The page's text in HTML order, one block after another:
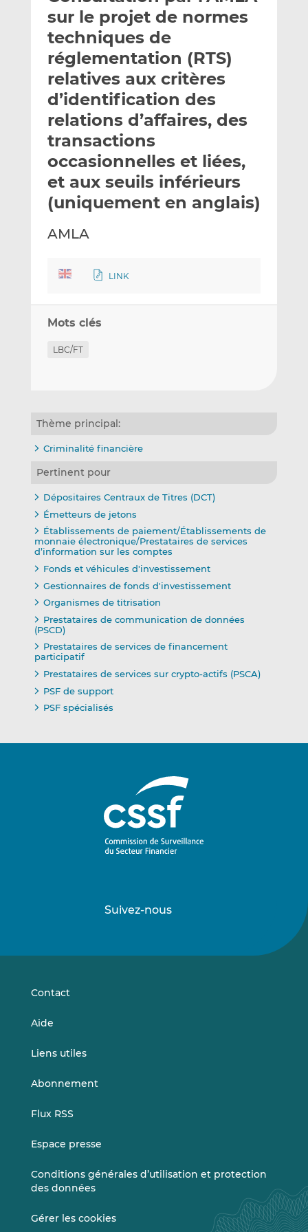
e
r
p
a
r
e
m
a
i
l
g
e
r
s
u
r
L
i
n
k
e
d
I
g
e
r
s
u
r
F
a
e
b
o
o
sur le projet de normes
techniques de
réglementation (RTS)
relatives aux critères
d’identification des
relations d’affaires, des
transactions
occasionnelles et liées,
et aux seuils inférieurs
(uniquement en anglais)
AMLA
LINK
Mots clés
LBC/FT
Thème principal:
Criminalité financière
Pertinent pour
Dépositaires Centraux de Titres (DCT)
Émetteurs de jetons
Établissements de paiement/Établissements de
monnaie électronique/Prestataires de services
d’information sur les comptes
Fonds et véhicules d'investissement
Gestionnaires de fonds d'investissement
Organismes de titrisation
Prestataires de communication de données
(PSCD)
Prestataires de services de financement
participatif
Prestataires de services sur crypto-actifs (PSCA)
PSF de support
PSF spécialisés
Suivez-nous
sursur
Contact
Aide
Liens utiles
Abonnement
Flux RSS
Espace presse
Conditions générales d’utilisation et protection
des données
Gérer les cookies